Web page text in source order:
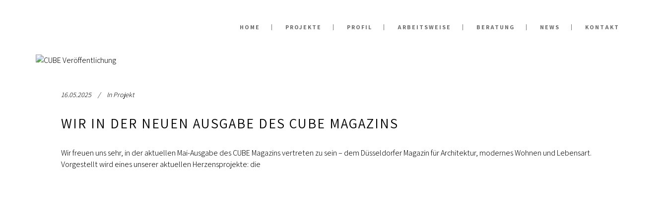
HOME PROJEKTE PROFIL ARBEITSWEISE BERATUNG NEWS KONTAKT
16.05.2025 In Projekt
WIR IN DER NEUEN AUSGABE DES CUBE MAGAZINS
Wir freuen uns sehr, in der aktuellen Mai-Ausgabe des CUBE Magazins vertreten zu sein – dem Düsseldorfer Magazin für Architektur, modernes Wohnen und Lebensart.
Vorgestellt wird eines unserer aktuellen Herzensprojekte: die